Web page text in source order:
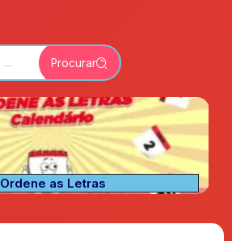
Procurar
Ordene as Letras